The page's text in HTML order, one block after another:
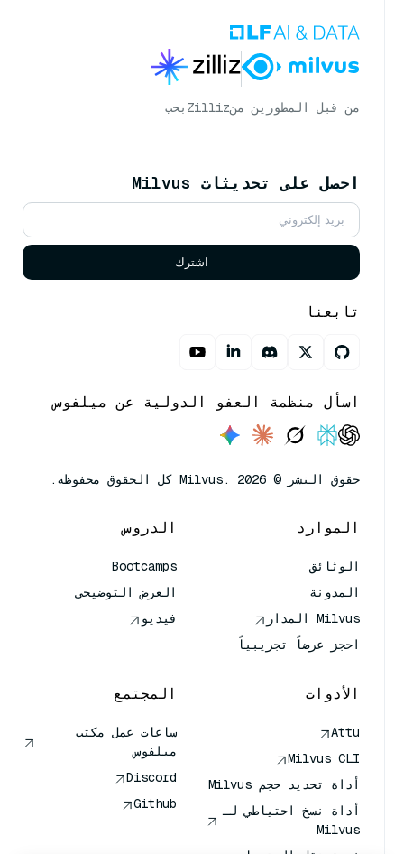
من قبل المطورين منZilliz بحب
احصل على تحديثات Milvus
اشترك
تابعنا
اسأل منظمة العفو الدولية عن ميلفوس
حقوق النشر © Milvus. 2026 كل الحقوق محفوظة.
الموارد
الوثائق
المدونة
Milvus المدار
احجز عرضاً تجريبياً
الدروس
Bootcamps
العرض التوضيحي
فيديو
الأدوات
Attu
Milvus CLI
أداة تحديد حجم Milvus
أداة نسخ احتياطي لـ
Milvus
المجتمع
ساعات عمل مكتب
ميلفوس
Discord
Github